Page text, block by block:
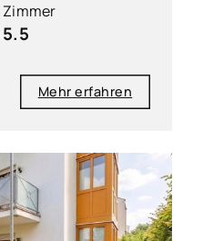
Zimmer
5.5
Mehr erfahren